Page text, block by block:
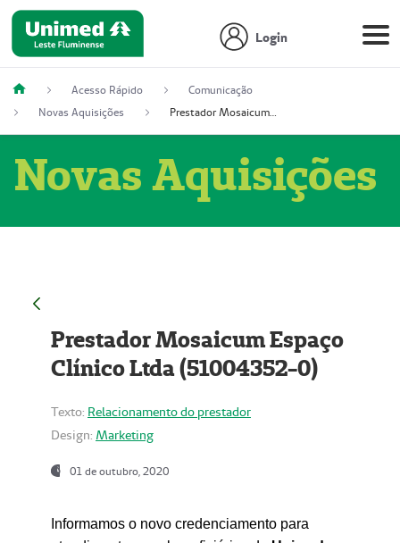
Login
Acesso Rápido
Comunicação
Novas Aquisições
Prestador Mosaicum Espaço Clínico Ltda (51004352-0)
Novas Aquisições
Prestador Mosaicum Espaço
Clínico Ltda (51004352-0)
Texto: Relacionamento do prestador
Design: Marketing
01 de outubro, 2020
Informamos o novo credenciamento para